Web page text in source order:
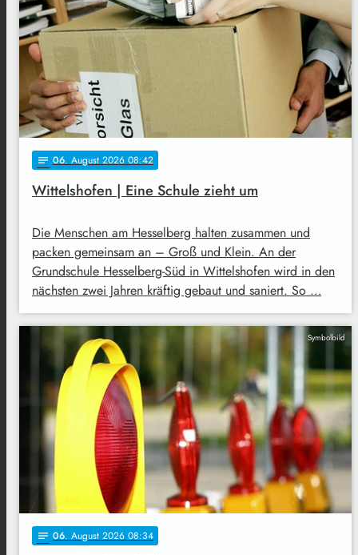
notes 06. August 2026 08:42
Wittelshofen | Eine Schule zieht um
Die Menschen am Hesselberg halten zusammen und
packen gemeinsam an – Groß und Klein. An der
Grundschule Hesselberg-Süd in Wittelshofen wird in den
nächsten zwei Jahren kräftig gebaut und saniert. So …
Symbolbild
notes 06. August 2026 08:34